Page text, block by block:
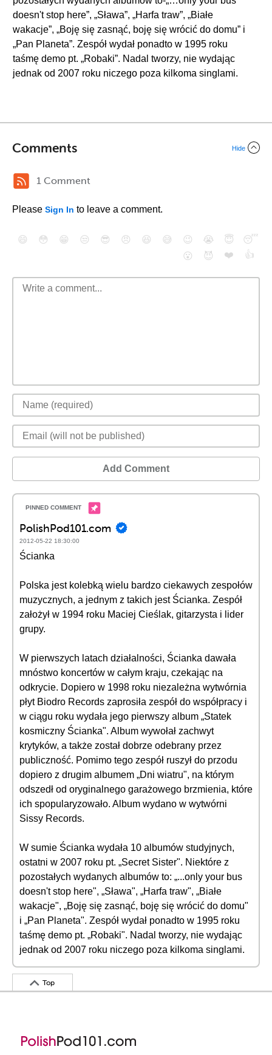
doesn't stop here”, „Sława”, „Harfa traw”, „Białe
wakacje”, „Boję się zasnąć, boję się wrócić do domu” i
„Pan Planeta”. Zespół wydał ponadto w 1995 roku
taśmę demo pt. „Robaki”. Nadal tworzy, nie wydając
jednak od 2007 roku niczego poza kilkoma singlami.
Comments Hide
1 Comment
Please Sign In to leave a comment.
😄 😳 😁 😒 😎 😠 😆 😅 😉 😭 😇
😴
😮
😈 ❤️ 👍
Add Comment
PolishPod101.com
2012-05-22 18:30:00
Ścianka
Polska jest kolebką wielu bardzo ciekawych zespołów
muzycznych, a jednym z takich jest Ścianka. Zespół
założył w 1994 roku Maciej Cieślak, gitarzysta i lider
grupy.
W pierwszych latach działalności, Ścianka dawała
mnóstwo koncertów w całym kraju, czekając na
odkrycie. Dopiero w 1998 roku niezależna wytwórnia
płyt Biodro Records zaprosiła zespół do współpracy i
w ciągu roku wydała jego pierwszy album „Statek
kosmiczny Ścianka". Album wywołał zachwyt
krytyków, a także został dobrze odebrany przez
publiczność. Pomimo tego zespół ruszył do przodu
dopiero z drugim albumem „Dni wiatru", na którym
odszedł od oryginalnego garażowego brzmienia, które
ich spopularyzowało. Album wydano w wytwórni
Sissy Records.
W sumie Ścianka wydała 10 albumów studyjnych,
ostatni w 2007 roku pt. „Secret Sister". Niektóre z
pozostałych wydanych albumów to: „...only your bus
doesn't stop here", „Sława", „Harfa traw", „Białe
wakacje", „Boję się zasnąć, boję się wrócić do domu"
i „Pan Planeta". Zespół wydał ponadto w 1995 roku
taśmę demo pt. „Robaki". Nadal tworzy, nie wydając
jednak od 2007 roku niczego poza kilkoma singlami.
Top